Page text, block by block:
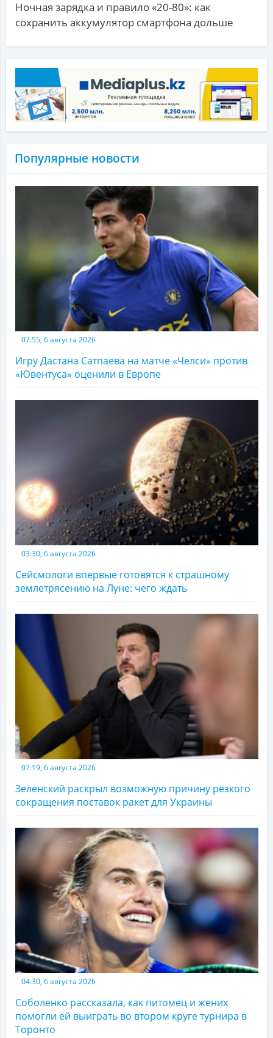
Ночная зарядка и правило «20-80»: как
сохранить аккумулятор смартфона дольше
Популярные новости
07:55, 6 августа 2026
Игру Дастана Сатпаева на матче «Челси» против
«Ювентуса» оценили в Европе
03:30, 6 августа 2026
Сейсмологи впервые готовятся к страшному
землетрясению на Луне: чего ждать
07:19, 6 августа 2026
Зеленский раскрыл возможную причину резкого
сокращения поставок ракет для Украины
04:30, 6 августа 2026
Соболенко рассказала, как питомец и жених
помогли ей выиграть во втором круге турнира в
Торонто